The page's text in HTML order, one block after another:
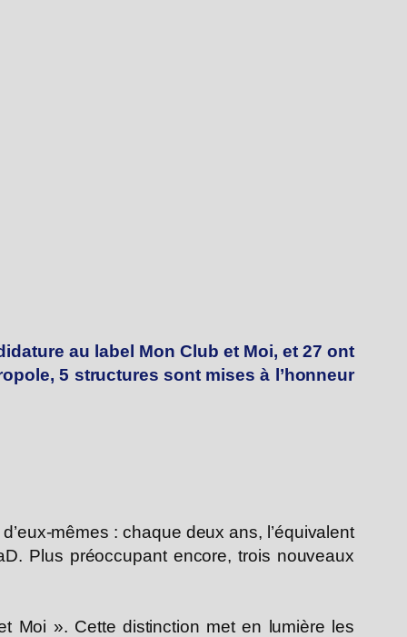
au label Mon Club et Moi, et 27 ont
5 structures sont mises à l’honneur
mêmes : chaque deux ans, l’équivalent
Plus préoccupant encore, trois nouveaux
Moi ». Cette distinction met en lumière les